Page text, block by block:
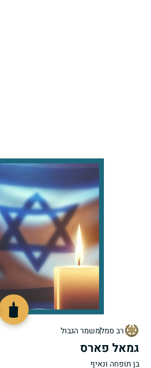
רב סמלמשמר הגבול
גמאל פארס
בן תופחה ונאיף